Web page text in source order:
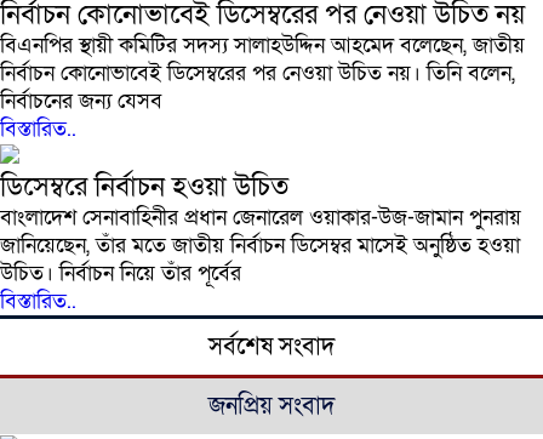
নির্বাচন কোনোভাবেই ডিসেম্বরের পর নেওয়া উচিত নয়
বিএনপির স্থায়ী কমিটির সদস্য সালাহউদ্দিন আহমেদ বলেছেন, জাতীয়
নির্বাচন কোনোভাবেই ডিসেম্বরের পর নেওয়া উচিত নয়। তিনি বলেন,
নির্বাচনের জন্য যেসব
বিস্তারিত..
ডিসেম্বরে নির্বাচন হওয়া উচিত
বাংলাদেশ সেনাবাহিনীর প্রধান জেনারেল ওয়াকার-উজ-জামান পুনরায়
জানিয়েছেন, তাঁর মতে জাতীয় নির্বাচন ডিসেম্বর মাসেই অনুষ্ঠিত হওয়া
উচিত। নির্বাচন নিয়ে তাঁর পূর্বের
বিস্তারিত..
সর্বশেষ সংবাদ
জনপ্রিয় সংবাদ